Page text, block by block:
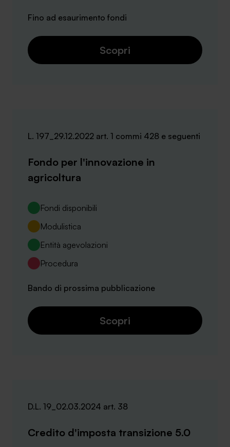
Fino ad esaurimento fondi
Scopri
L. 197_29.12.2022 art. 1 commi 428 e seguenti
Fondo per l'innovazione in
agricoltura
Fondi disponibili
Modulistica
Entità agevolazioni
Procedura
Bando di prossima pubblicazione
Scopri
D.L. 19_02.03.2024 art. 38
Credito d'imposta transizione 5.0